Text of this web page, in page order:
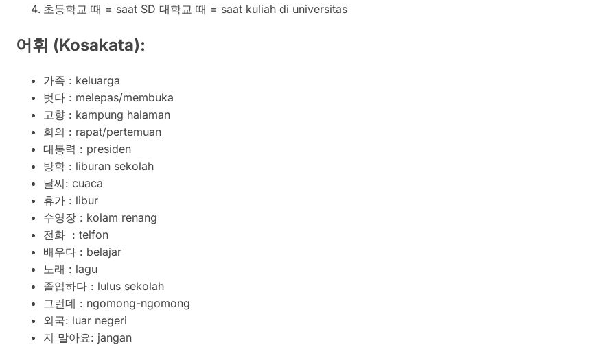
초등학교 때 = saat SD 대학교 때 = saat kuliah di universitas
어휘 (Kosakata):
가족 : keluarga
벗다 : melepas/membuka
고향 : kampung halaman
회의 : rapat/pertemuan
대통력 : presiden
방학 : liburan sekolah
날씨: cuaca
휴가 : libur
수영장 : kolam renang
전화 : telfon
배우다 : belajar
노래 : lagu
졸업하다 : lulus sekolah
그런데 : ngomong-ngomong
외국: luar negeri
지 말아요: jangan